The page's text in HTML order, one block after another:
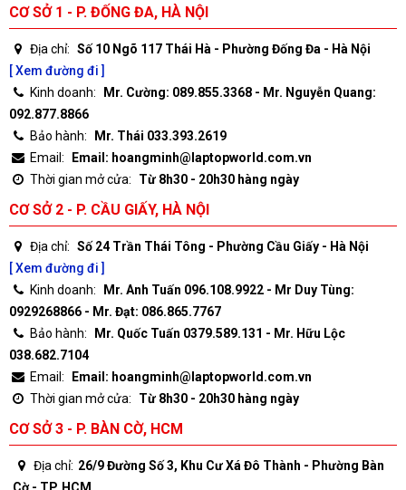
CƠ SỞ 1 - P. ĐỐNG ĐA, HÀ NỘI
Địa chỉ: Số 10 Ngõ 117 Thái Hà - Phường Đống Đa - Hà Nội
[ Xem đường đi ]
Kinh doanh:
Mr. Cường: 089.855.3368 - Mr. Nguyễn Quang:
092.877.8866
Bảo hành:
Mr. Thái 033.393.2619
Email:
Email: hoangminh@laptopworld.com.vn
Thời gian mở cửa:
Từ 8h30 - 20h30 hàng ngày
CƠ SỞ 2 - P. CẦU GIẤY, HÀ NỘI
Địa chỉ: Số 24 Trần Thái Tông - Phường Cầu Giấy - Hà Nội
[ Xem đường đi ]
Kinh doanh:
Mr. Anh Tuấn 096.108.9922 - Mr Duy Tùng:
0929268866 - Mr. Đạt: 086.865.7767
Bảo hành:
Mr. Quốc Tuấn 0379.589.131 - Mr. Hữu Lộc
038.682.7104
Email:
Email: hoangminh@laptopworld.com.vn
Thời gian mở cửa:
Từ 8h30 - 20h30 hàng ngày
CƠ SỞ 3 - P. BÀN CỜ, HCM
Địa chỉ: 26/9 Đường Số 3, Khu Cư Xá Đô Thành - Phường Bàn